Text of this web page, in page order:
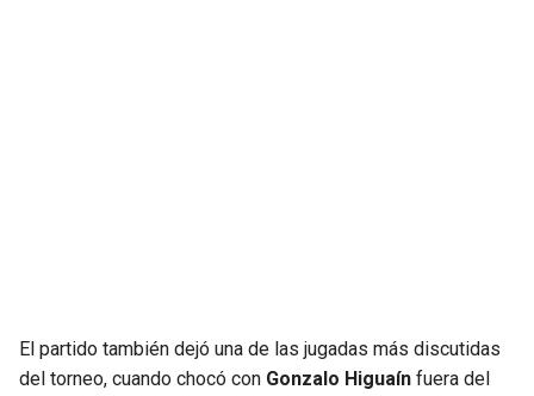
El partido también dejó una de las jugadas más discutidas
del torneo, cuando chocó con Gonzalo Higuaín fuera del